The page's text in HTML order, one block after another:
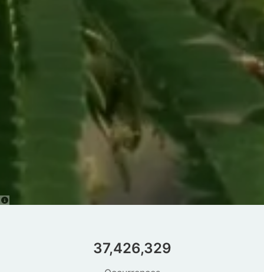
37,426,329